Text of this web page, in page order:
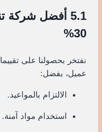
5.1 أفضل
30%
عميل، بفضل:
الالتزام بالمواعيد.
استخدام مواد آمنة.